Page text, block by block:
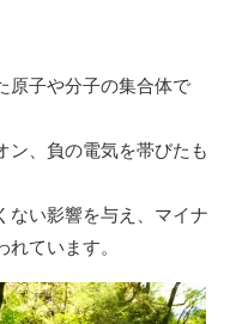
原子や分子の集合体で
ン、負の電気を帯びたも
ない影響を与え、マイナ
ています。